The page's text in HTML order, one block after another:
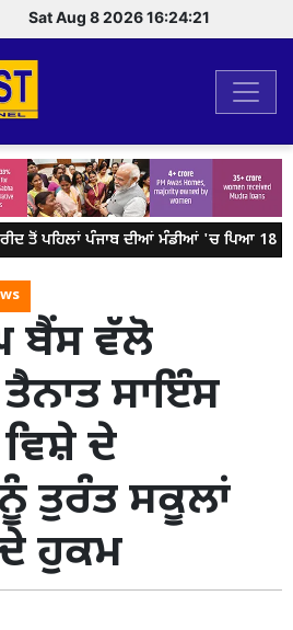
Sat Aug 8 2026 16:24:21
ਤੋਂ ਪਹਿਲਾਂ ਪੰਜਾਬ ਦੀਆਂ ਮੰਡੀਆਂ 'ਚ ਪਿਆ 18 ਲੱਖ
ਬੈਂਸ ਵੱਲੋ
ਸਾਇੰਸ
ਦੇ
ਤੁਰੰਤ ਸਕੂਲਾਂ
ਹੁਕਮ